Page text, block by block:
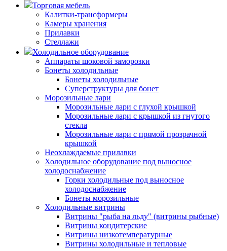
Торговая мебель
Калитки-трансформеры
Камеры хранения
Прилавки
Стеллажи
Холодильное оборудование
Аппараты шоковой заморозки
Бонеты холодильные
Бонеты холодильные
Суперструктуры для бонет
Морозильные лари
Морозильные лари с глухой крышкой
Морозильные лари с крышкой из гнутого
стекла
Морозильные лари с прямой прозрачной
крышкой
Неохлаждаемые прилавки
Холодильное оборудование под выносное
холодоснабжение
Горки холодильные под выносное
холодоснабжение
Бонеты морозильные
Холодильные витрины
Витрины "рыба на льду" (витрины рыбные)
Витрины кондитерские
Витрины низкотемпературные
Витрины холодильные и тепловые